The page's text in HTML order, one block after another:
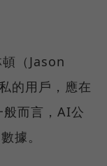
（Jason
的用戶，應在
而言，AI公
據。